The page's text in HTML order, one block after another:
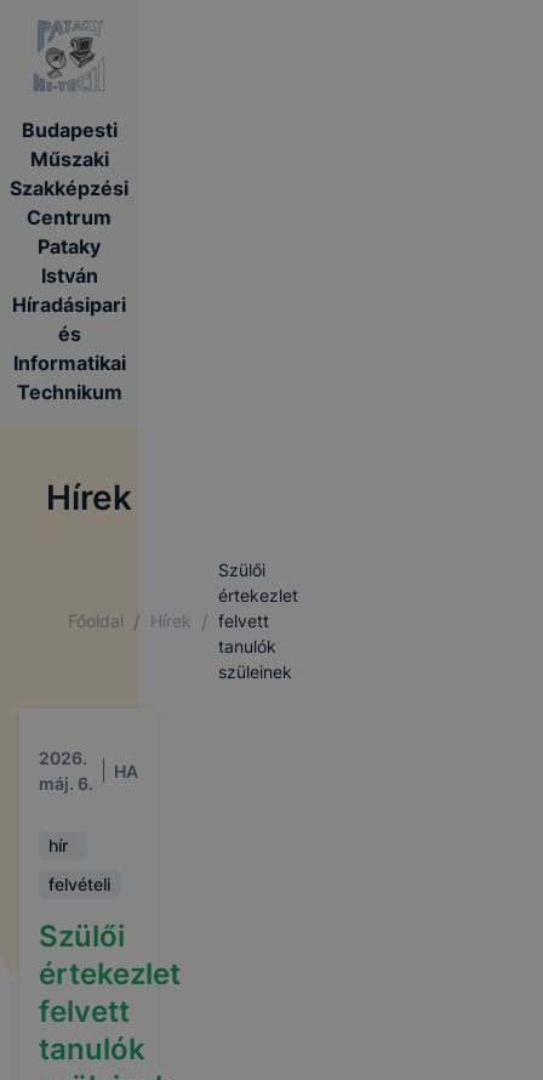
Budapesti
Műszaki
Szakképzési
Centrum
Pataky
István
Híradásipari
és
Informatikai
Technikum
Hírek
Főoldal / Hírek /
Szülői
értekezlet
felvett
tanulók
szüleinek
2026.
máj. 6.
HA
hír
felvételi
Szülői
értekezlet
felvett
tanulók